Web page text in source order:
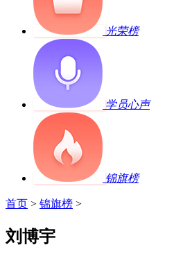
光荣榜
学员心声
锦旗榜
首页 > 锦旗榜 >
刘博宇